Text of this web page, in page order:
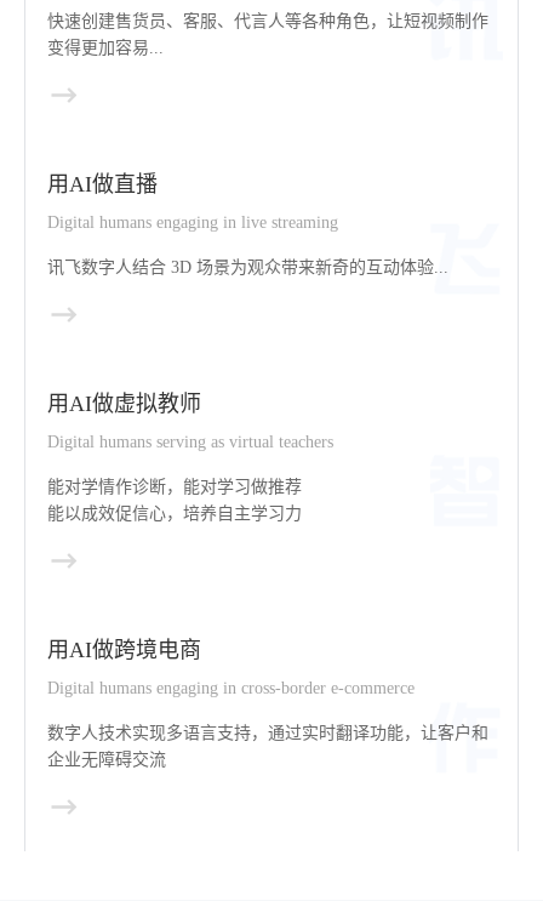
快速创建售货员、客服、代言人等各种角色，让短视频制作
变得更加容易...
用AI做直播
Digital humans engaging in live streaming
讯飞数字人结合 3D 场景为观众带来新奇的互动体验...
用AI做虚拟教师
Digital humans serving as virtual teachers
能对学情作诊断，能对学习做推荐
能以成效促信心，培养自主学习力
用AI做跨境电商
Digital humans engaging in cross-border e-commerce
数字人技术实现多语言支持，通过实时翻译功能，让客户和
企业无障碍交流